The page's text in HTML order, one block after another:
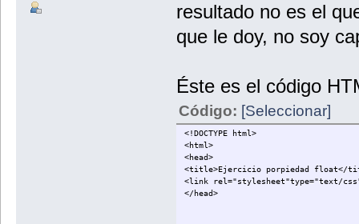
resultado no es el
que le doy, no soy
Éste es el código
Código: [Seleccionar]
<!DOCTYPE html>
<html>
<head>
<title>Ejercicio porpiedad float</
<link rel="stylesheet"type="text/
</head>